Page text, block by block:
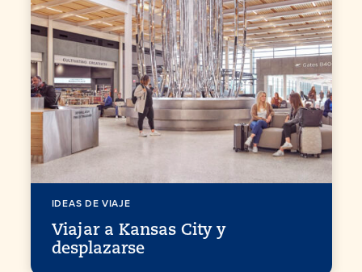
IDEAS DE VIAJE
Viajar a Kansas City y
desplazarse